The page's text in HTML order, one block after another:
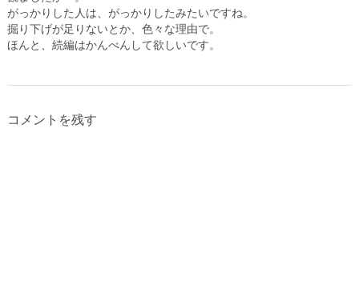
がっかりした人は、がっかりしたみたいですね。
掘り下げが足りないとか、色々な理由で。
ほんと、続編はかんべんして欲しいです。
コメントを残す